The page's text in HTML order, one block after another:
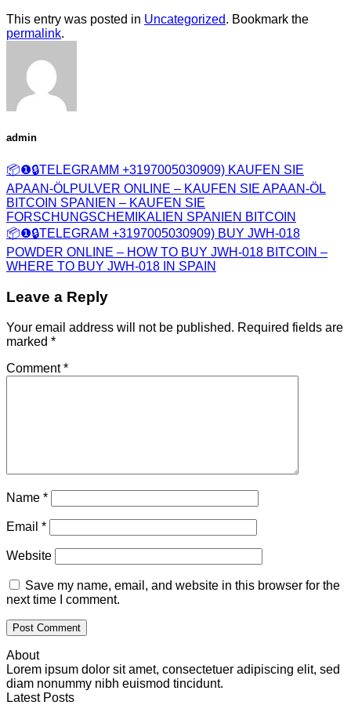
This entry was posted in Uncategorized. Bookmark the
permalink.
admin
📦❶🔒TELEGRAMM +3197005030909) KAUFEN SIE
APAAN-ÖLPULVER ONLINE – KAUFEN SIE APAAN-ÖL
BITCOIN SPANIEN – KAUFEN SIE
FORSCHUNGSCHEMIKALIEN SPANIEN BITCOIN
📦❶🔒TELEGRAM +3197005030909) BUY JWH-018
POWDER ONLINE – HOW TO BUY JWH-018 BITCOIN –
WHERE TO BUY JWH-018 IN SPAIN
Leave a Reply
Your email address will not be published. Required fields are
marked *
Comment*
Name *
Email *
Website
Save my name, email, and website in this browser for the
next time I comment.
About
Lorem ipsum dolor sit amet, consectetuer adipiscing elit, sed
diam nonummy nibh euismod tincidunt.
Latest Posts